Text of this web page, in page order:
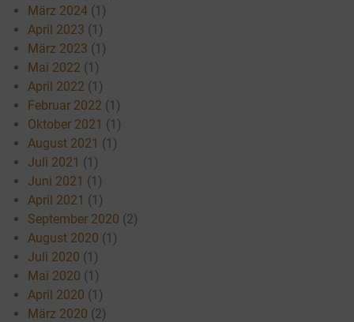
März 2024 (1)
April 2023 (1)
März 2023 (1)
Mai 2022 (1)
April 2022 (1)
Februar 2022 (1)
Oktober 2021 (1)
August 2021 (1)
Juli 2021 (1)
Juni 2021 (1)
April 2021 (1)
September 2020 (2)
August 2020 (1)
Juli 2020 (1)
Mai 2020 (1)
April 2020 (1)
März 2020 (2)